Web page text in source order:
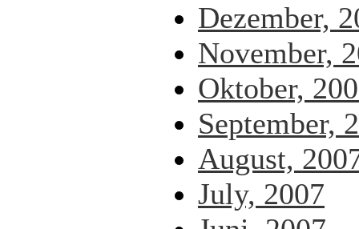
Dezember,
November,
Oktober,
September,
August,
July, 2007